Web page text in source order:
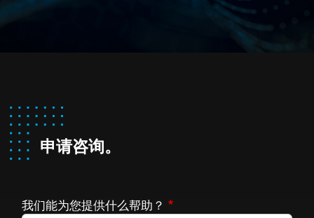
申请咨询。
我们能为您提供什么帮助？